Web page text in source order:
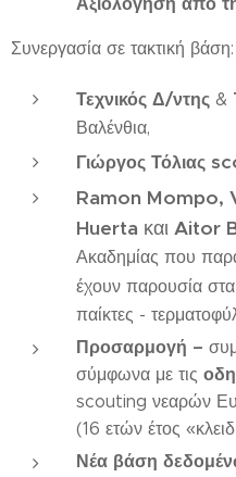
Συνεργασία σε τακτική βάση:
Τεχνικός Δ/ντης &
Βαλένθια,
Γιώργος Τόλιας
Ramon Mompo,
Huerta και Aitor
Ακαδημίας που
έχουν παρουσία στα
παίκτες -
Προσαρμογή –
σύμφωνα με τις
scouting νεαρών
(16 ετών έτος
Νέα βάση